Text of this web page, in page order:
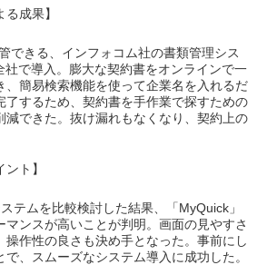
る成果】
できる、インフォコム社の書類管理シス
社で導入。膨大な契約書をオンラインで一
、簡易検索機能を使って企業名を入れるだ
了するため、契約書を手作業で探すための
減できた。抜け漏れもなくなり、契約上の
ト】
テムを比較検討した結果、「MyQuick」
マンスが高いことが判明。画面の見やすさ
操作性の良さも決め手となった。事前にし
、スムーズなシステム導入に成功した。